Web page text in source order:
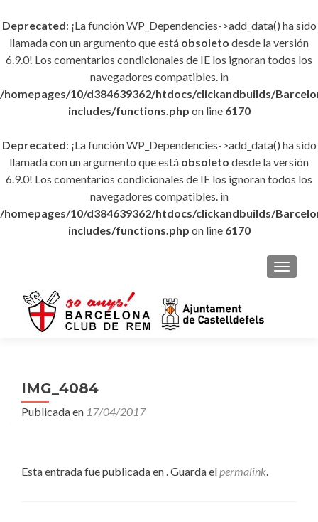
Deprecated: ¡La función WP_Dependencies->add_data() ha sido
llamada con un argumento que está obsoleto desde la versión
6.9.0! Los comentarios condicionales de IE los ignoran todos los
navegadores compatibles. in
/homepages/10/d384639362/htdocs/clickandbuilds/
includes/functions.php on line 6170
Deprecated: ¡La función WP_Dependencies->add_data() ha sido
llamada con un argumento que está obsoleto desde la versión
6.9.0! Los comentarios condicionales de IE los ignoran todos los
navegadores compatibles. in
/homepages/10/d384639362/htdocs/clickandbuilds/
includes/functions.php on line 6170
IMG_4084
Publicada en 17/04/2017
Esta entrada fue publicada en . Guarda elpermalink.